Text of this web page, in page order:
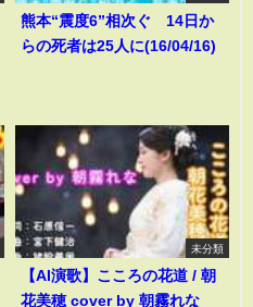
熊本“震度6”相次ぐ 14日か
らの死者は25人に(16/04/16)
未分類
【AI演歌】こころの花道 / 朝
花美穂 cover by 朝霧れな